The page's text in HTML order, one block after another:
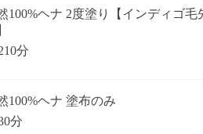
100%ヘナ 2度塗り【インディゴ
分
100%ヘナ 塗布のみ
分